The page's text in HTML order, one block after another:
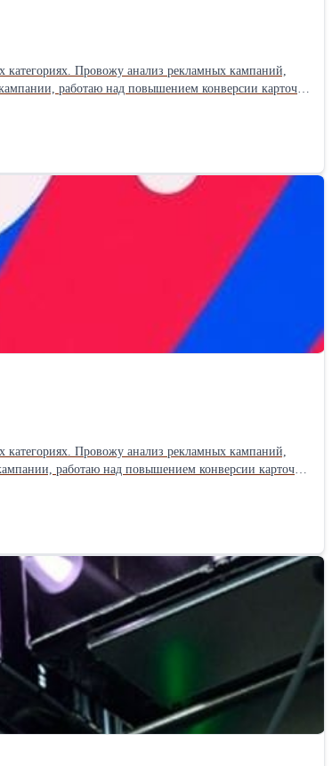
кaмпaний,
работаю над повышением конверсии карточек
кампаний,
работаю над повышением конверсии карточек